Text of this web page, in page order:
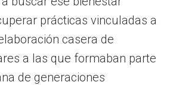
prácticas vinculadas a
casera de
a las que formaban parte
de generaciones